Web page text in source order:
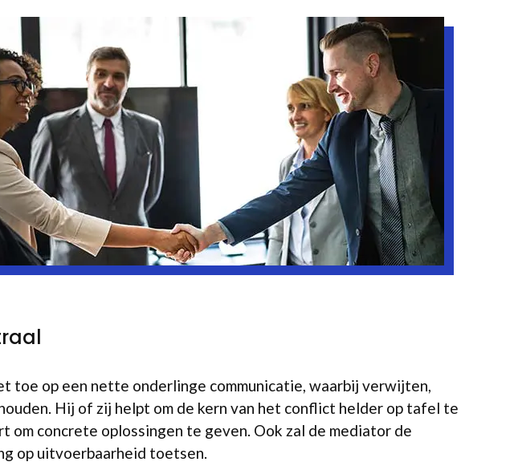
op een nette onderlinge communicatie, waarbij verwijten,
Hij of zij helpt om de kern van het conflict helder op tafel te
concrete oplossingen te geven. Ook zal de mediator de
op uitvoerbaarheid toetsen.